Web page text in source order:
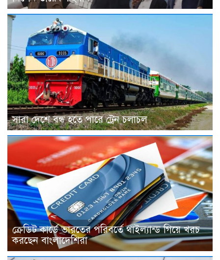
সারা দেশে বন্ধ হতে পারে ট্রেন চলাচল
ক্রেডিট কার্ডে ভারতের পরিবর্তে থাইল্যান্ড গিয়ে খরচ
করছেন বাংলাদেশিরা